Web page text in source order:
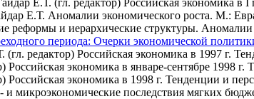
Е.Т. (гл. редактор) Российская экономика
Е.Т. Аномалии экономического роста. М.:
реформы и иерархические структуры.
периода: Очерки экономической
(гл. редактор) Российская экономика в 1997 г.
Российская экономика в январе-сентябре
Российская экономика в 1998 г. Тенденции и
и микроэкономические последствия мягких